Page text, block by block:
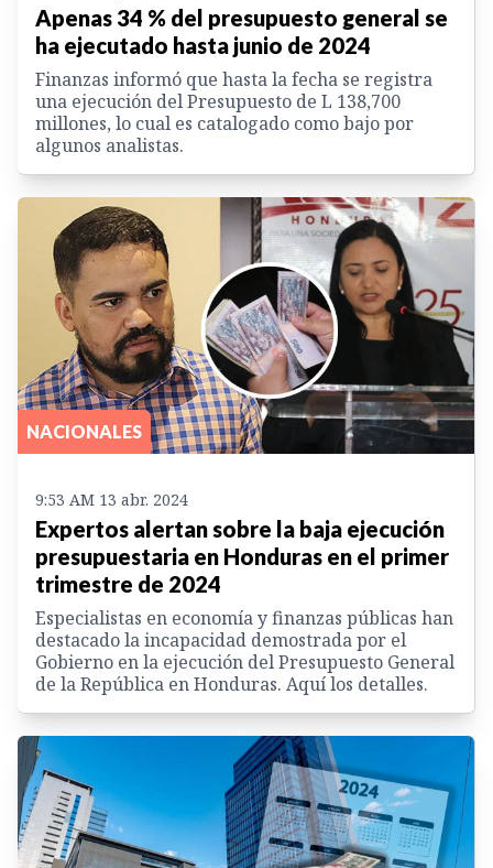
Apenas 34 % del presupuesto general se
ha ejecutado hasta junio de 2024
Finanzas informó que hasta la fecha se registra
una ejecución del Presupuesto de L 138,700
millones, lo cual es catalogado como bajo por
algunos analistas.
NACIONALES
9:53 AM 13 abr. 2024
Expertos alertan sobre la baja ejecución
presupuestaria en Honduras en el primer
trimestre de 2024
Especialistas en economía y finanzas públicas han
destacado la incapacidad demostrada por el
Gobierno en la ejecución del Presupuesto General
de la República en Honduras. Aquí los detalles.